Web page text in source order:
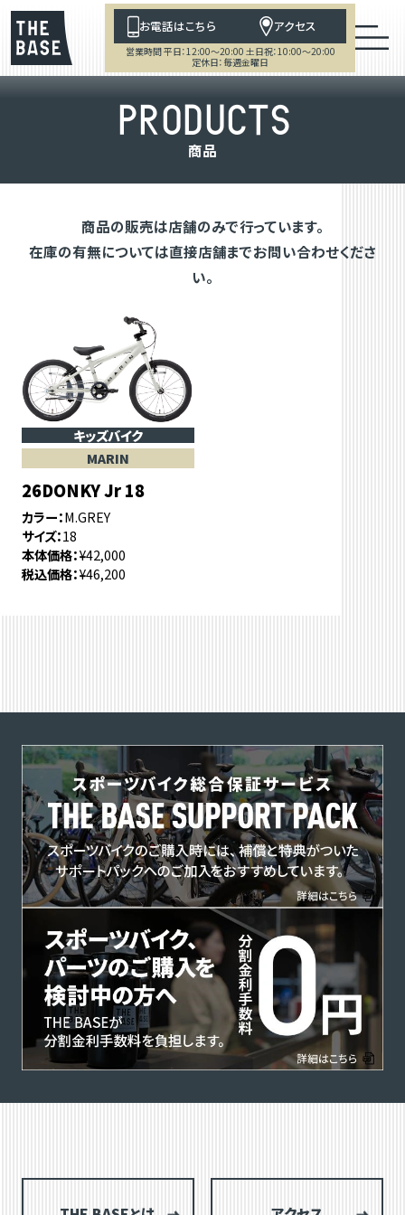
お電話はこちら アクセス
営業時間 平日：12:00～20:00 土日祝：10:00～20:00
定休日：毎週金曜日
PRODUCTS
商品
商品の販売は店舗のみで行っています。
在庫の有無については直接店舗までお問い合わせくださ
い。
キッズバイク
MARIN
26DONKY Jr 18
カラー M.GREY
サイズ 18
本体価格 ¥42,000
税込価格 ¥46,200